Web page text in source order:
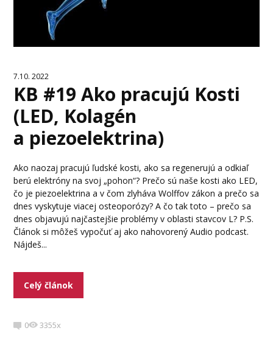
7.10. 2022
KB #19 Ako pracujú Kosti
(LED, Kolagén
a piezoelektrina)
Ako naozaj pracujú ľudské kosti, ako sa regenerujú a odkiaľ
berú elektróny na svoj „pohon“? Prečo sú naše kosti ako LED,
čo je piezoelektrina a v čom zlyháva Wolffov zákon a prečo sa
dnes vyskytuje viacej osteoporózy? A čo tak toto – prečo sa
dnes objavujú najčastejšie problémy v oblasti stavcov L? P.S.
Článok si môžeš vypočuť aj ako nahovorený Audio podcast.
Nájdeš...
Celý článok
0 3355x